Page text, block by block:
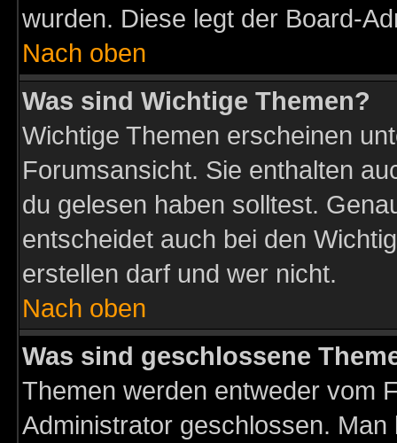
wurden. Diese legt der Board-
Nach oben
Was sind Wichtige Themen?
Wichtige Themen erscheinen
Forumsansicht. Sie enthalten
du gelesen haben solltest.
entscheidet auch bei den
erstellen darf und wer nicht.
Nach oben
Was sind geschlossene
Themen werden entweder vom
Administrator geschlossen.